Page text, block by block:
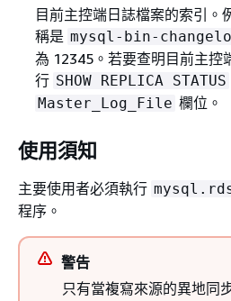
目前主控端日誌檔案的索引。
稱是 mysql-bin-
為 12345。若要查明目前主控
行 SHOW REPLICA STATUS
Master_Log_File 欄位。
使用須知
主要使用者必須執行
程序。
警告
只有當複寫來源的異地同